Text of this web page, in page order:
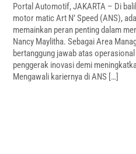
Portal Automotif, JAKARTA – Di
motor matic Art N’ Speed (ANS),
memainkan peran penting dalam
Nancy Maylitha. Sebagai Area
bertanggung jawab atas
penggerak inovasi demi
Mengawali kariernya di ANS […]